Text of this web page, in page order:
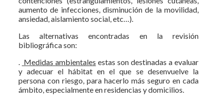
aumento de infecciones, disminución de la movilidad,
ansiedad, aislamiento social, etc…).
Las alternativas encontradas en la revisión
bibliográfica son:
Medidas ambientales estas son destinadas a evaluar
y adecuar el hábitat en el que se desenvuelve la
persona con riesgo, para hacerlo más seguro en cada
ámbito, especialmente en residencias y domicilios.